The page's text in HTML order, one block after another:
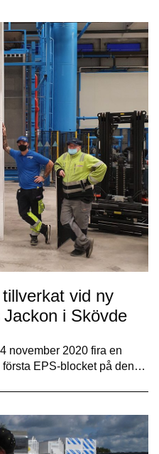
vid ny
i Skövde
november 2020 fira en
första EPS-blocket på den…